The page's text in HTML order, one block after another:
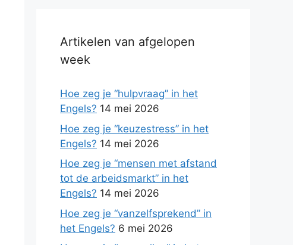
Artikelen van afgelopen
week
Hoe zeg je “hulpvraag” in het
Engels? 14 mei 2026
Hoe zeg je “keuzestress” in het
Engels? 14 mei 2026
Hoe zeg je “mensen met afstand
tot de arbeidsmarkt” in het
Engels? 14 mei 2026
Hoe zeg je “vanzelfsprekend” in
het Engels? 6 mei 2026